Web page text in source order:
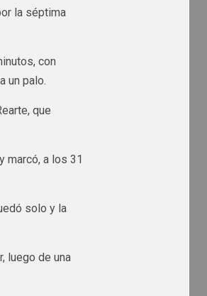
la séptima
con
un palo.
que
marcó, a los 31
solo y la
luego de una